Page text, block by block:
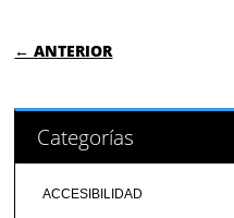
← ANTERIOR
Categorías
ACCESIBILIDAD